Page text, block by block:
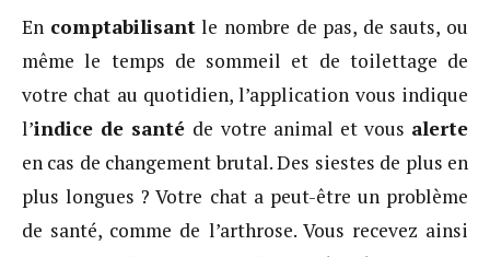
En comptabilisantle nombre de pas, de sauts, ou
même le temps de sommeil et de toilettage de
votre chat au quotidien, l’application vous indique
l’indice de santé de votre animal et vous alerte
en cas de changement brutal. Des siestes de plus en
plus longues ? Votre chat a peut-être un problème
de santé, comme de l’arthrose. Vous recevez ainsi